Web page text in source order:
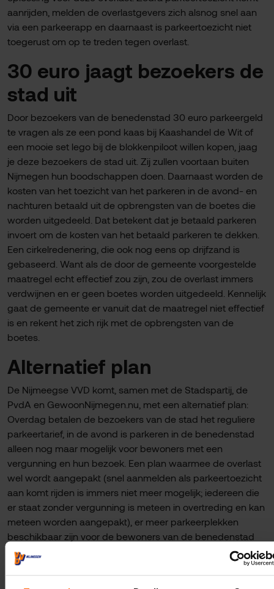
aanrijden, melden de overlastgevers zich alsnog snel aan
via een parkeerapp en daarnaast is parkeertoezicht niet
toegerust om op te treden tegen overlast.
30 euro jaagt bezoekers de
stad uit
Door bezoekers van de benedenstad 30 euro parkeergeld
te vragen als ze een pond kaas bij Kaashandel de Wit of
een mooie set lego bij de blokkenpiloot willen kopen, jaag
je deze bezoekers de stad uit. Zij zullen voortaan buiten
Nijmegen hun boodschappen doen. Daarnaast worden de
kosten van het toezicht van het parkeren in de avond- en
nachturen betaald uit de opbrengsten van de boetes die
worden uitgedeeld. Dat betekent dat je betaald parkeren
invoert om de kosten van het betaald parkeren te dekken.
Een cirkelredenering, die ook nog eens op drijfzand is
gebaseerd. Want als de door de gemeente voorgestelde
maatregel echt effectief zou zijn, zou de overlast immers
verdwijnen en er geen boetes worden uitgedeeld. Kennelijk
gaat de gemeente er vanuit dat de maatregel niet effectief
is en rekent het zich rijk met de opbrengsten van de
boetes.
Alternatief plan
De Nijmeegse VVD komt, samen met de Stadspartij, de
PvdA en GewoonNijmegen.nu, met een alternatief plan:
Overdag betalen de bezoekers van de stad het reguliere
parkeertarief, in de avond is parkeren in de benedenstad
alleen nog maar mogelijk voor bewoners met een
vergunning en hun bezoek. Een plan waarmee de overlast
wel wordt aangepakt (snel aanmelden als parkeertoezicht
aan komt rijden is immers niet meer mogelijk; iedereen die
er staat zonder vergunning is meteen in overtreding en kan
meteen worden aangepakt), er meer parkeerplekken
beschikbaar zijn voor de bewoners van de benedenstad
en de stad aantrekkelijk blijft voor bezoekers. Het
alternatieve plan zal in de volgende raadsvergadering